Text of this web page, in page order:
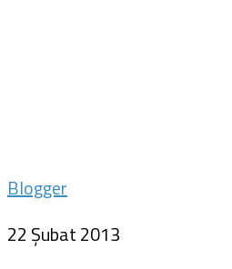
Blogger
22 Şubat 2013